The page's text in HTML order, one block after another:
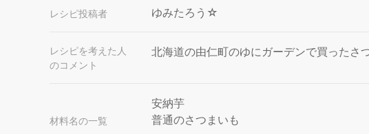
レシピ投稿者 ゆみたろう☆
レシピを考えた人
のコメント
北海道の由仁町のゆにガーデンで買った
材料名の一覧
安納芋
普通のさつまいも